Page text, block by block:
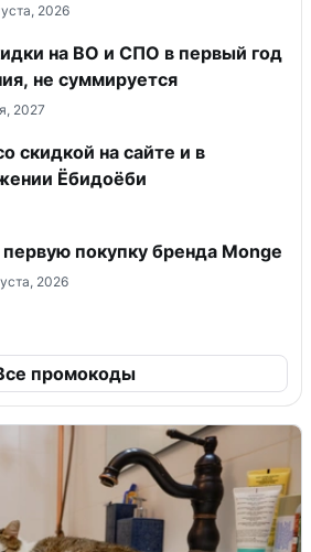
2026
на ВО и СПО в первый год
не суммируется
2027
скидкой на сайте и в
Ёбидоёби
первую покупку бренда Monge
2026
промокоды